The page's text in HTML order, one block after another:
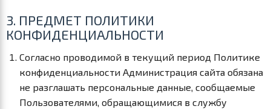
3. ПРЕДМЕТ ПОЛИТИКИ
КОНФИДЕНЦИАЛЬНОСТИ
Согласно проводимой в текущий период Политике
конфиденциальности Администрация сайта обязана
не разглашать персональные данные, сообщаемые
Пользователями, обращающимися в службу